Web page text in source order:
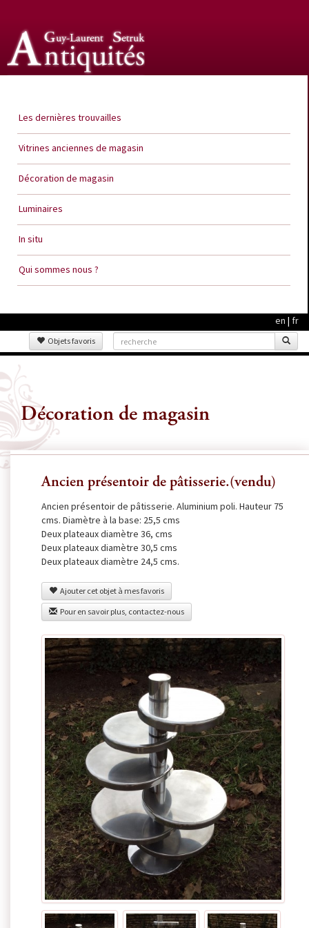
Les dernières trouvailles
Vitrines anciennes de magasin
Décoration de magasin
Luminaires
In situ
Qui sommes nous ?
en | fr
Objets favoris
Décoration de magasin
Ancien présentoir de pâtisserie.(vendu)
Ancien présentoir de pâtisserie. Aluminium poli. Hauteur 75
cms. Diamètre à la base: 25,5 cms
Deux plateaux diamètre 36, cms
Deux plateaux diamètre 30,5 cms
Deux plateaux diamètre 24,5 cms.
Ajouter cet objet à mes favoris
Pour en savoir plus, contactez-nous